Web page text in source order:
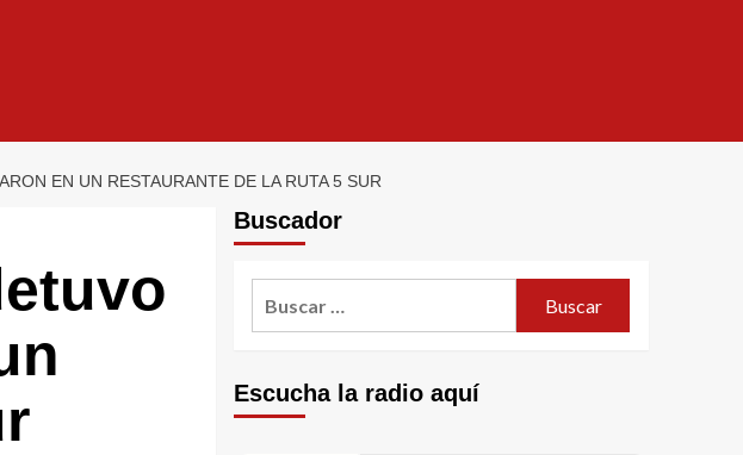
EN UN RESTAURANTE DE LA RUTA 5 SUR
Buscador
Escucha la radio aquí